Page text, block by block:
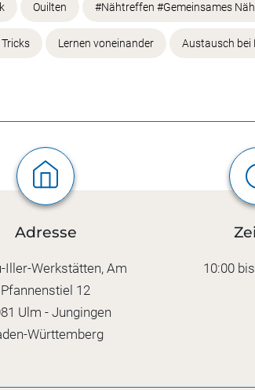
Ouilten #Nähtreffen #Gemeinsames
Lernen voneinander Austausch bei
Adresse
Iller-Werkstätten, Am
Pfannenstiel 12
Ulm - Jungingen
Württemberg
10:00